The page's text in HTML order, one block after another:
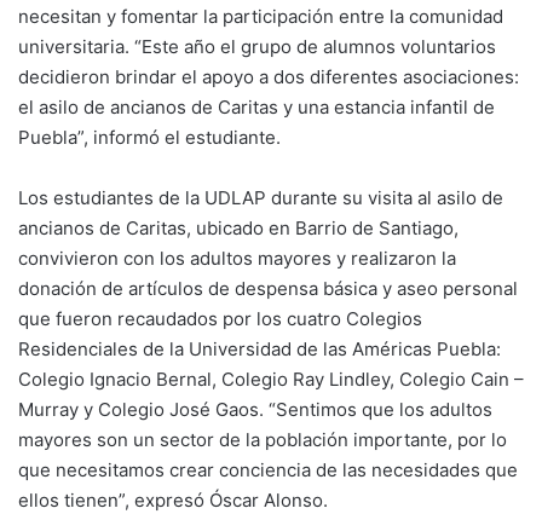
necesitan y fomentar la participación entre la comunidad
universitaria. “Este año el grupo de alumnos voluntarios
decidieron brindar el apoyo a dos diferentes asociaciones:
el asilo de ancianos de Caritas y una estancia infantil de
Puebla”, informó el estudiante.
Los estudiantes de la UDLAP durante su visita al asilo de
ancianos de Caritas, ubicado en Barrio de Santiago,
convivieron con los adultos mayores y realizaron la
donación de artículos de despensa básica y aseo personal
que fueron recaudados por los cuatro Colegios
Residenciales de la Universidad de las Américas Puebla:
Colegio Ignacio Bernal, Colegio Ray Lindley, Colegio Cain –
Murray y Colegio José Gaos. “Sentimos que los adultos
mayores son un sector de la población importante, por lo
que necesitamos crear conciencia de las necesidades que
ellos tienen”, expresó Óscar Alonso.